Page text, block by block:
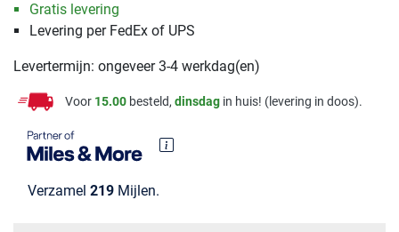
Gratis levering
Levering per FedEx of UPS
Levertermijn: ongeveer 3-4 werkdag(en)
Voor 15.00 besteld, dinsdag in huis! (levering in doos).
Verzamel 219 Mijlen.